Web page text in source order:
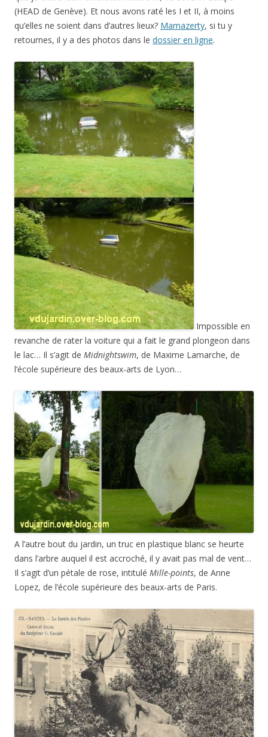
(HEAD de Genève). Et nous avons raté les I et II, à moins
qu’elles ne soient dans d’autres lieux? Mamazerty, si tu y
retournes, il y a des photos dans le dossier en ligne.
Impossible en
revanche de rater la voiture qui a fait le grand plongeon dans
le lac… Il s’agit de Midnightswim, de Maxime Lamarche, de
l’école supérieure des beaux-arts de Lyon…
A l’autre bout du jardin, un truc en plastique blanc se heurte
dans l’arbre auquel il est accroché, il y avait pas mal de vent…
Il s’agit d’un pétale de rose, intitulé Mille-­points, de Anne
Lopez, de l’école supérieure des beaux-arts de Paris.